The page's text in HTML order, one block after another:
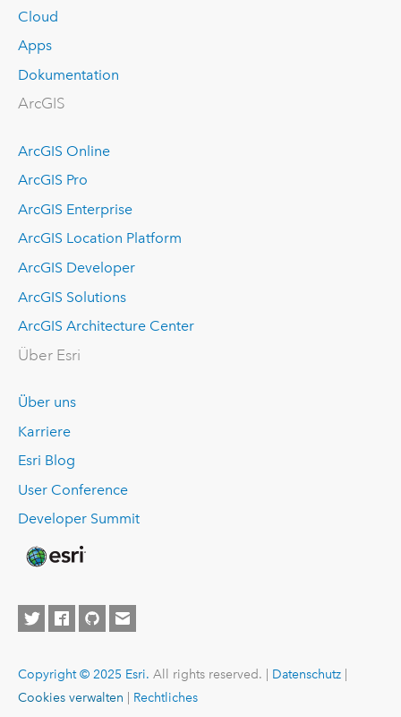
Cloud
Apps
Dokumentation
ArcGIS
ArcGIS Online
ArcGIS Pro
ArcGIS Enterprise
ArcGIS Location Platform
ArcGIS Developer
ArcGIS Solutions
ArcGIS Architecture Center
Über Esri
Über uns
Karriere
Esri Blog
User Conference
Developer Summit
Copyright © 2025 Esri. All rights reserved. | Datenschutz|
Cookies verwalten
Rechtliches